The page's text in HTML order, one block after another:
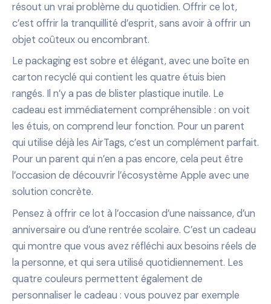
résout un vrai problème du quotidien. Offrir ce lot,
c’est offrir la tranquillité d’esprit, sans avoir à offrir un
objet coûteux ou encombrant.
Le packaging est sobre et élégant, avec une boîte en
carton recyclé qui contient les quatre étuis bien
rangés. Il n’y a pas de blister plastique inutile. Le
cadeau est immédiatement compréhensible : on voit
les étuis, on comprend leur fonction. Pour un parent
qui utilise déjà les AirTags, c’est un complément parfait.
Pour un parent qui n’en a pas encore, cela peut être
l’occasion de découvrir l’écosystème Apple avec une
solution concrète.
Pensez à offrir ce lot à l’occasion d’une naissance, d’un
anniversaire ou d’une rentrée scolaire. C’est un cadeau
qui montre que vous avez réfléchi aux besoins réels de
la personne, et qui sera utilisé quotidiennement. Les
quatre couleurs permettent également de
personnaliser le cadeau : vous pouvez par exemple